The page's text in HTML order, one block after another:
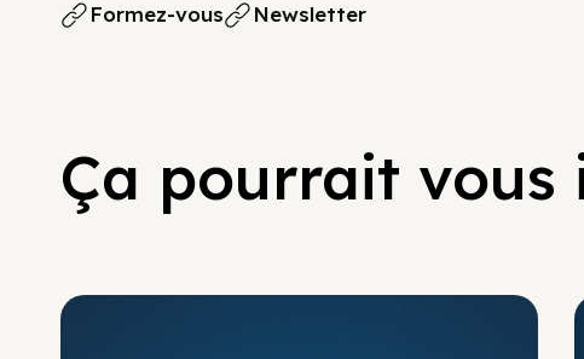
Formez-vous Newsletter
Ça pourrait vous